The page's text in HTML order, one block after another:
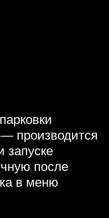
производится
запуске
после
в меню